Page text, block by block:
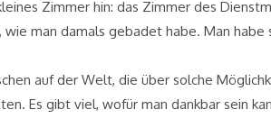
Zimmer hin: das Zimmer des
man damals gebadet habe. Man
auf der Welt, die über solche
Es gibt viel, wofür man dankbar sein